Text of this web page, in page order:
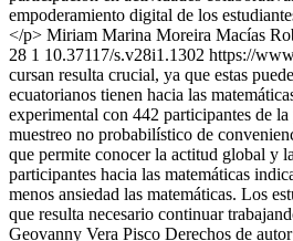
empoderamiento digital de los
</p> Miriam Marina Moreira Macías
28 1 10.37117/s.v28i1.1302 https://
cursan resulta crucial, ya que estas
ecuatorianos tienen hacia las
experimental con 442 participantes de
muestreo no probabilístico de
que permite conocer la actitud global y
participantes hacia las matemáticas
menos ansiedad las matemáticas. Los
que resulta necesario continuar
Geovanny Vera Pisco Derechos de